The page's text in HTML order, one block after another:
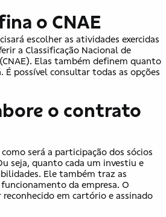
o CNAE
escolher as atividades exercidas
a Classificação Nacional de
Elas também definem quanto
É possível consultar todas as opções
o contrato
será a participação dos sócios
seja, quanto cada um investiu e
Ele também traz as
da empresa. O
em cartório e assinado